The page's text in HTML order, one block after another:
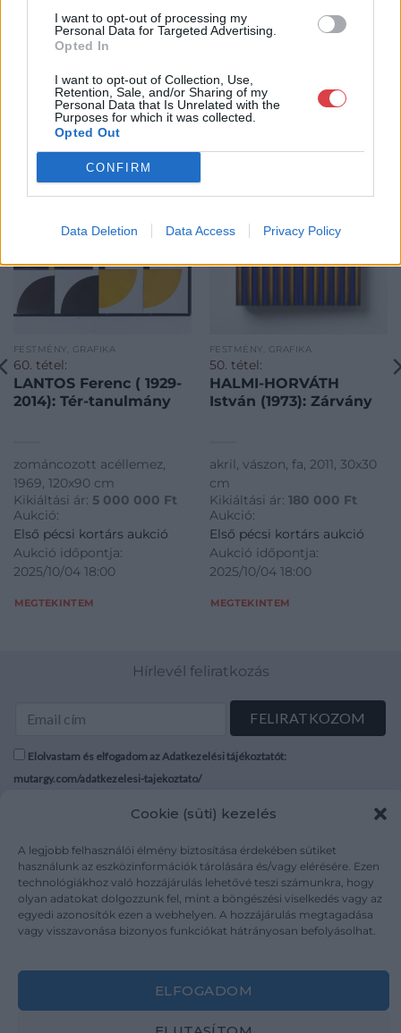
I want to opt-out of processing my
Personal Data for Targeted Advertising.
Opted In
I want to opt-out of Collection, Use,
Retention, Sale, and/or Sharing of my
Personal Data that Is Unrelated with the
Purposes for which it was collected.
Opted Out
CONFIRM
Data Deletion Data Access Privacy Policy
Cookie (süti) kezelés
A legjobb felhasználói élmény biztosítása érdekében sütiket
használunk az eszközinformációk tárolására és/vagy elérésére. Ezen
technológiákhoz való hozzájárulás lehetővé teszi számunkra, hogy
olyan adatokat dolgozzunk fel, mint a böngészési viselkedés vagy az
egyedi azonosítók ezen a webhelyen. A hozzájárulás megtagadása
vagy visszavonása bizonyos funkciókat hátrányosan befolyásolhat.
ELFOGADOM
KAPCSOLÓDÓ MŰTÁRGYAK
FESTMÉNY, GRAFIKA
60. tétel:
LANTOS Ferenc ( 1929-
2014): Tér-tanulmány
zománcozott acéllemez,
1969, 120x90 cm
Kikiáltási ár: 5 000 000 Ft
Aukció:
Első pécsi kortárs aukció
Aukció időpontja:
2025/10/04 18:00
MEGTEKINTEM
FESTMÉNY, GRAFIKA
50. tétel:
HALMI-HORVÁTH
István (1973): Zárvány
akril, vászon, fa, 2011, 30x30
cm
Kikiáltási ár: 180 000 Ft
Aukció:
Első pécsi kortárs aukció
Aukció időpontja:
2025/10/04 18:00
MEGTEKINTEM
Hírlevél feliratkozás
Elolvastam és elfogadom az Adatkezelési tájékoztatót:
mutargy.com/adatkezelesi-tajekoztato/
Médiaajánlat
Karrier
Kapcsolat
Áraink
ÁSZF
Adatvédelem
Impresszum